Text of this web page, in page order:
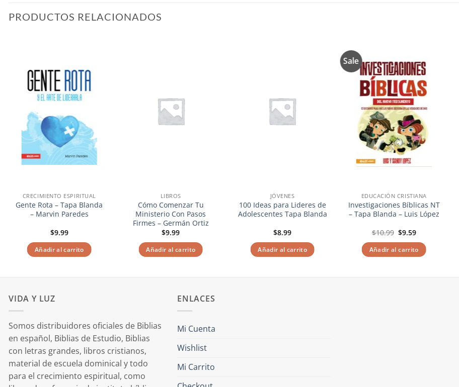
PRODUCTOS RELACIONADOS
a la
deseos
CRECIMIENTO ESPIRITUAL
Gente Rota – Tapa Blanda
– Marvin Paredes
$9.99
Añadir al carrito
LIBROS
Cómo Comenzar Tu
Ministerio Con Pasos
Firmes – Germán Ortiz
$9.99
Añadir al carrito
JÓVENES
100 Ideas para Lideres de
Adolescentes Tapa Blanda
$8.99
Añadir al carrito
Sale
Añadir
a la
lista de
deseos
EDUCACIÓN CRISTIANA
Investigaciones Bíblicas NT
– Tapa Blanda – Luis López
$10.99 El
original
era:
$9.59El
actual
es:
Añadir al carrito
VIDA Y LUZ
Somos distribuidores oficiales de Biblias
en español, Biblias de Estudio, Biblias
con letras grandes, libros cristianos,
material de escuela dominical y todo
para el crecimiento espiritual, como
ENLACES
Mi Cuenta
Wishlist
Mi Carrito